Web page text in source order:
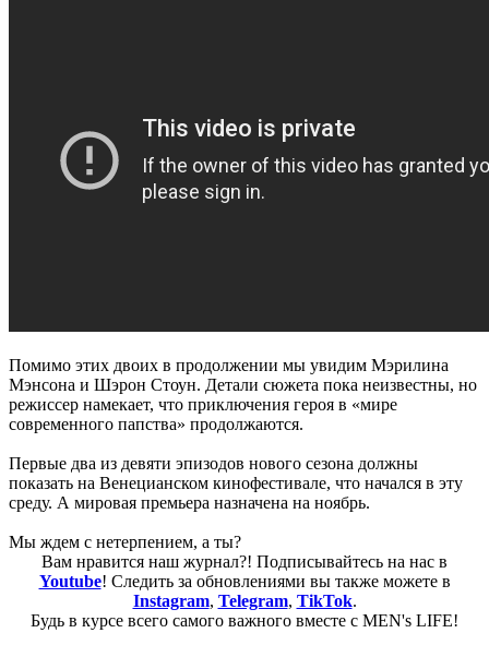
Помимо этих двоих в продолжении мы увидим Мэрилина
Мэнсона и Шэрон Стоун. Детали сюжета пока неизвестны, но
режиссер намекает, что приключения героя в «мире
современного папства» продолжаются.
Первые два из девяти эпизодов нового сезона должны
показать на Венецианском кинофестивале, что начался в эту
среду. А мировая премьера назначена на ноябрь.
Мы ждем с нетерпением, а ты?
Вам нравится наш журнал?! Подписывайтесь на нас в
Youtube! Следить за обновлениями вы также можете в
Instagram, Telegram, TikTok.
Будь в курсе всего самого важного вместе с MEN's LIFE!